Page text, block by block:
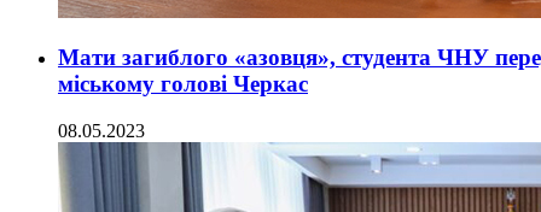
Мати загиблого «азовця», студента ЧНУ
міському голові Черкас
08.05.2023